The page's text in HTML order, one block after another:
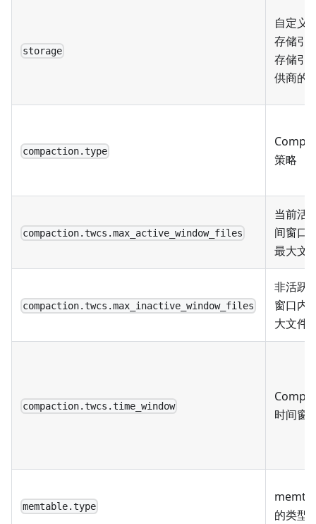
storage
自定义
存储引
存储引
供商的
compaction.type
策略
compaction.twcs.max_active_window_files
当前活
间窗口
最大文
compaction.twcs.max_inactive_window_files
非活跃
窗口内
大文件
compaction.twcs.time_window
时间窗
memtable.type
的类型